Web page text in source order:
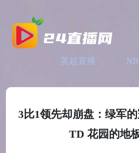
英超直播
3比1领先却崩盘：绿军
TD 花园的地